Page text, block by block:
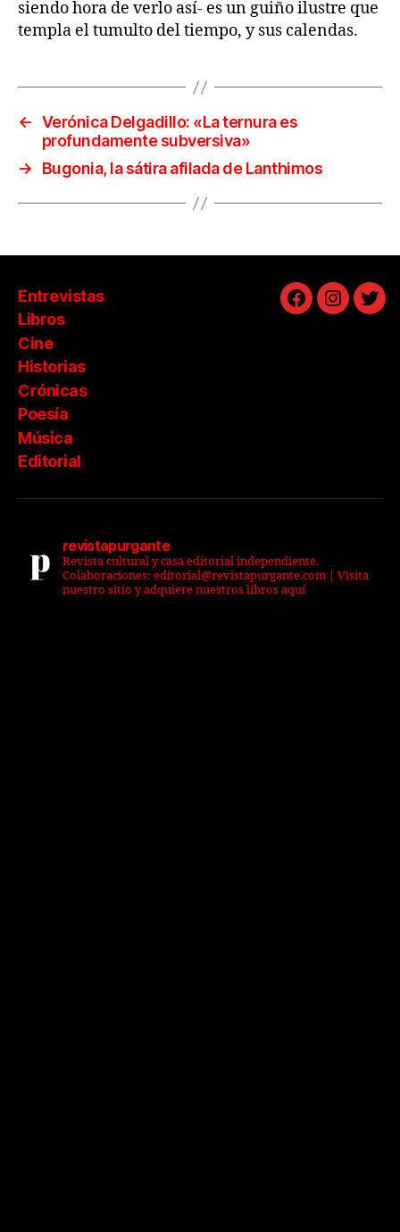
siendo hora de verlo así- es un guiño ilustre que
templa el tumulto del tiempo, y sus calendas.
← Verónica Delgadillo: «La ternura es
profundamente subversiva»
→
Bugonia, la sátira afilada de Lanthimos
Entrevistas
Libros
Cine
Historias
Crónicas
Poesía
Música
Editorial
Facebook
revistapurgante
Revista cultural y casa editorial independiente.
Colaboraciones: editorial@revistapurgante.com | Visita
nuestro sitio y adquiere nuestros libros aquí